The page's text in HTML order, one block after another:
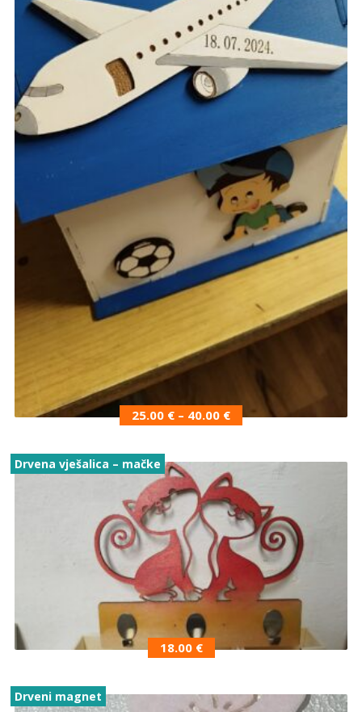
25.00 € – 40.00 €
Drvena vješalica – mačke
18.00 €
Drveni magnet